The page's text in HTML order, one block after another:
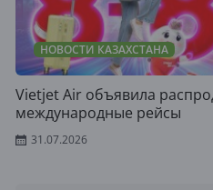
НОВОСТИ КАЗАХСТАНА
Vietjet Air объявила
международные рейсы
31.07.2026